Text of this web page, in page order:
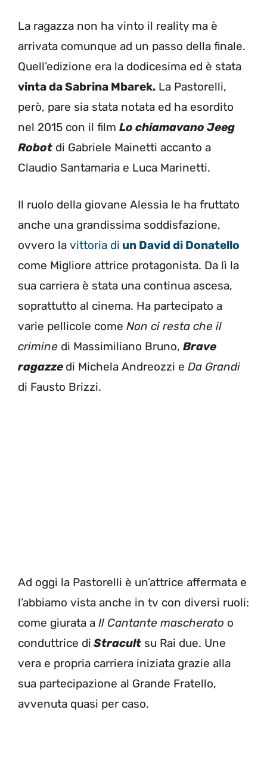
La ragazza non ha vinto il reality ma è
arrivata comunque ad un passo della finale.
Quell’edizione era la dodicesima ed è stata
vinta da Sabrina Mbarek. La Pastorelli,
però, pare sia stata notata ed ha esordito
nel 2015 con il film Lo chiamavano Jeeg
Robot di Gabriele Mainetti accanto a
Claudio Santamaria e Luca Marinetti.
Il ruolo della giovane Alessia le ha fruttato
anche una grandissima soddisfazione,
ovvero la vittoria di un David di Donatello
come Migliore attrice protagonista. Da lì la
sua carriera è stata una continua ascesa,
soprattutto al cinema. Ha partecipato a
varie pellicole come Non ci resta che il
crimine di Massimiliano Bruno, Brave
ragazze di Michela Andreozzi e Da Grandi
di Fausto Brizzi.
Ad oggi la Pastorelli è un’attrice affermata e
l’abbiamo vista anche in tv con diversi ruoli:
come giurata a Il Cantante mascherato o
conduttrice di Stracult su Rai due. Une
vera e propria carriera iniziata grazie alla
sua partecipazione al Grande Fratello,
avvenuta quasi per caso.